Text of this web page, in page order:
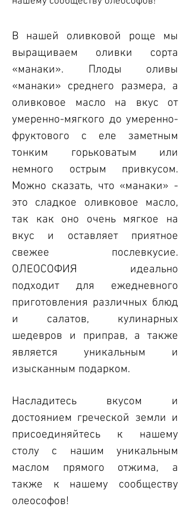
В нашей оливковой роще мы
выращиваем оливки сорта
«манаки». Плоды оливы
«манаки» среднего размера, а
оливковое масло на вкус от
умеренно-мягкого до умеренно-
фруктового с еле заметным
тонким горьковатым или
немного острым привкусом.
Можно сказать, что «манаки» -
это сладкое оливковое масло,
так как оно очень мягкое на
вкус и оставляет приятное
свежее послевкусие.
ОЛЕОСОФИЯ идеально
подходит для ежедневного
приготовления различных блюд
и салатов, кулинарных
шедевров и приправ, а также
является уникальным и
изысканным подарком.
Насладитесь вкусом и
достоянием греческой земли и
присоединяйтесь к нашему
столу с нашим уникальным
маслом прямого отжима, а
также к нашему сообществу
олеософов!